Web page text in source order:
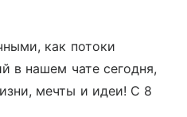
как потоки
в нашем чате сегодня,
мечты и идеи! С 8